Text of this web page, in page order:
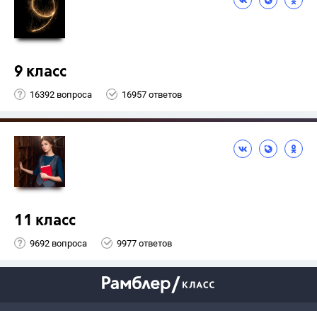
9 класс
16392 вопроса 16957 ответов
11 класс
9692 вопроса 9977 ответов